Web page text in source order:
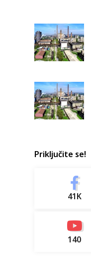
Priključite se!
41K
140